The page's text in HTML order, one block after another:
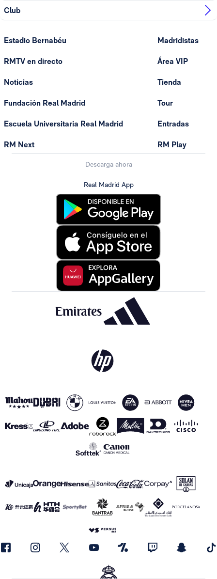
Club
Estadio Bernabéu
RMTV en directo
Noticias
Fundación Real Madrid
Escuela Universitaria Real Madrid
RM Next
Madridistas
Área VIP
Tienda
Tour
Entradas
RM Play
Descarga ahora
Real Madrid App